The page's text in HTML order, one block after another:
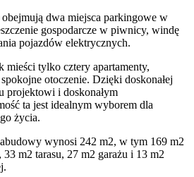
dwa miejsca parkingowe w
gospodarcze w piwnicy, windę
pojazdów elektrycznych.
tylko cztery apartamenty,
otoczenie. Dzięki doskonałej
projektowi i doskonałym
ta jest idealnym wyborem dla
życia.
wynosi 242 m2, w tym 169 m2
m2 tarasu, 27 m2 garażu i 13 m2